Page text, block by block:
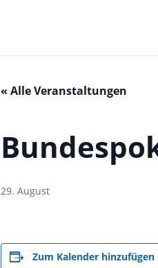
« Alle Veranstaltungen
29. August
Zum Kalender hinzufügen